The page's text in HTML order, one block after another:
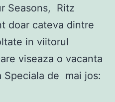
Seasons, Ritz
doar cateva dintre
in viitorul
viseaza o vacanta
Speciala de mai jos: